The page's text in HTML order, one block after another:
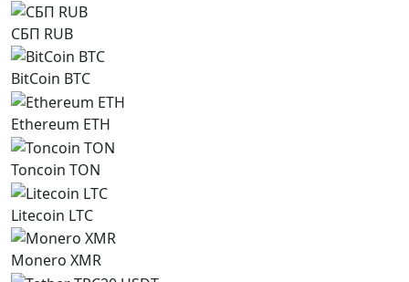
СБП RUB
BitCoin BTC
Ethereum ETH
Toncoin TON
Litecoin LTC
Monero XMR